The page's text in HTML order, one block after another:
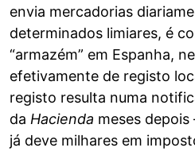
envia mercadorias
determinados limiares, é
“armazém” em Espanha,
efetivamente de registo
registo resulta numa
da Hacienda meses
já deve milhares em